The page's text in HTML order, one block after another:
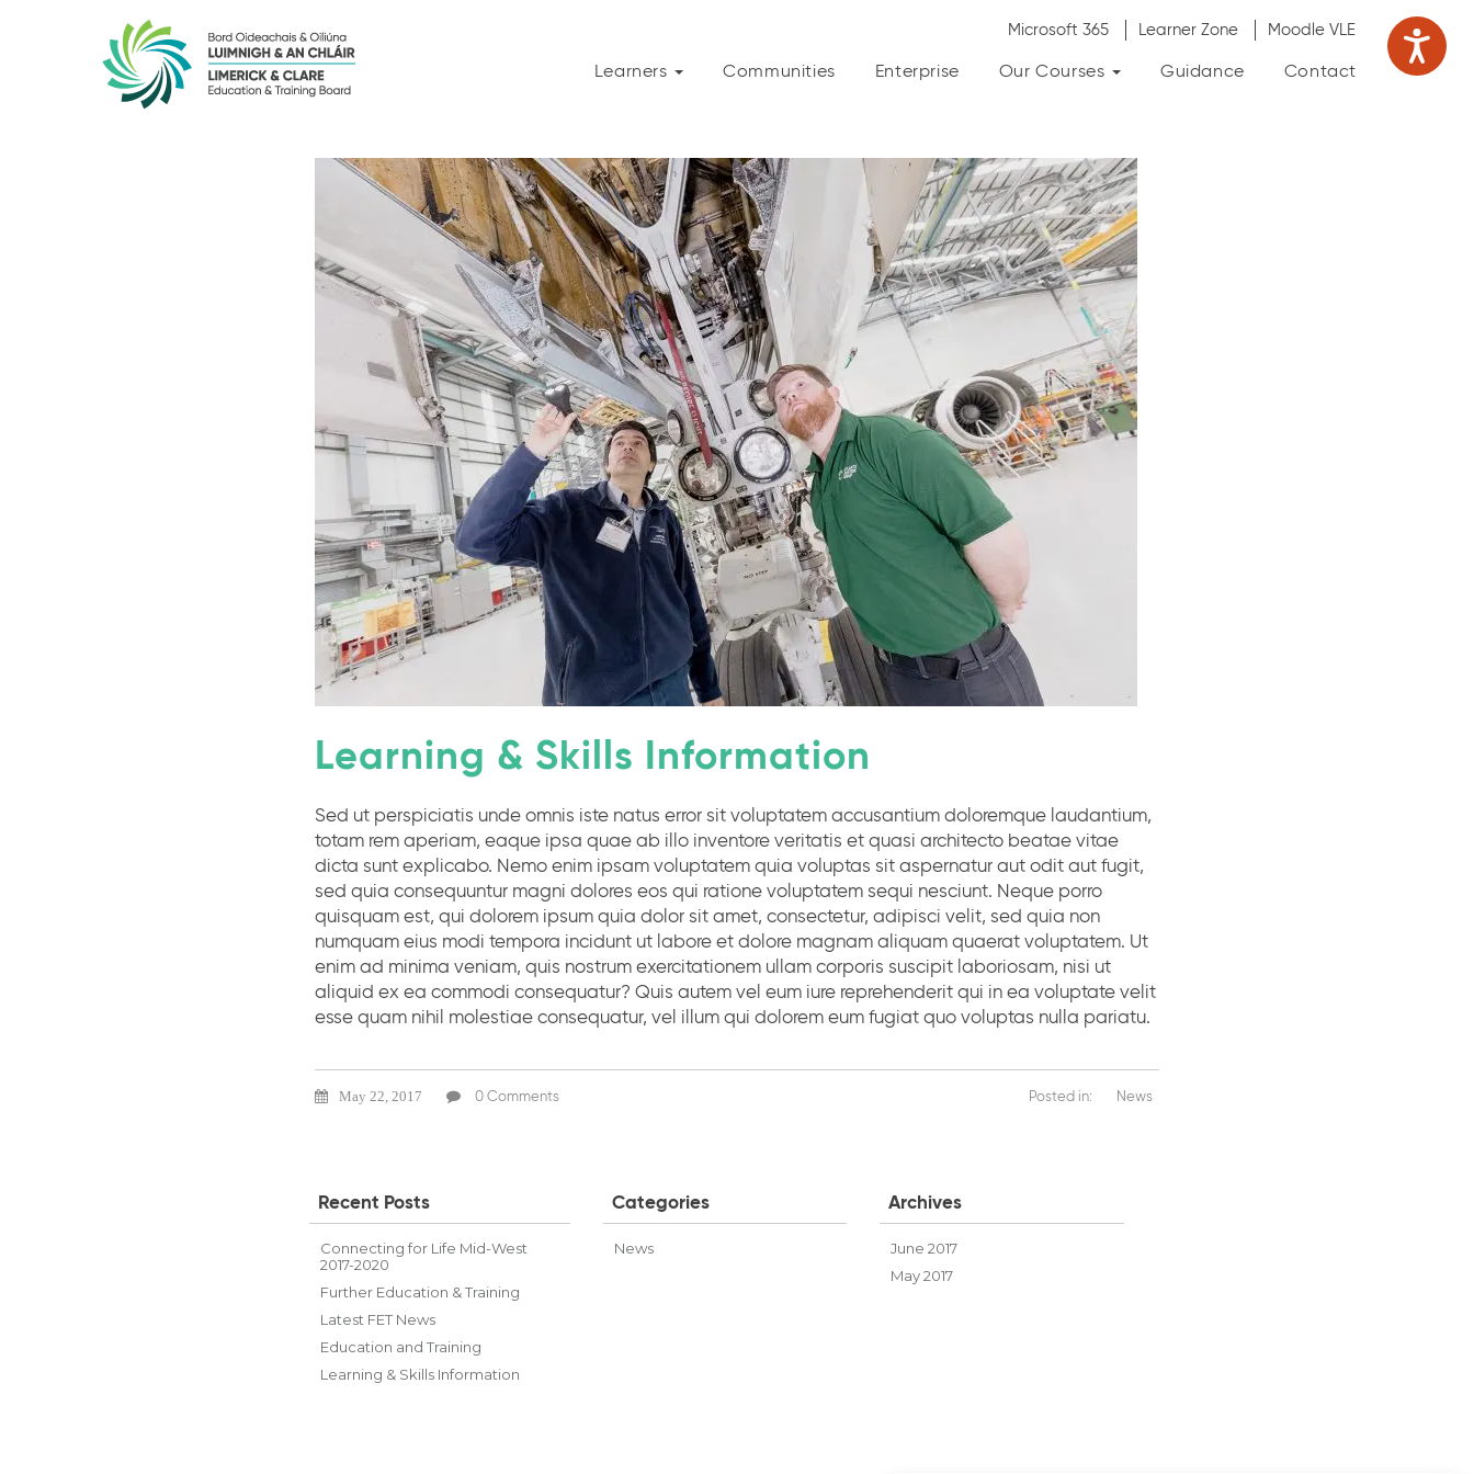
Microsoft 365 Learner Zone Moodle VLE
Learners Communities Enterprise Our Courses Guidance Contact
Learning & Skills Information
Sed ut perspiciatis unde omnis iste natus error sit voluptatem accusantium doloremque laudantium,
totam rem aperiam, eaque ipsa quae ab illo inventore veritatis et quasi architecto beatae vitae
dicta sunt explicabo. Nemo enim ipsam voluptatem quia voluptas sit aspernatur aut odit aut fugit,
sed quia consequuntur magni dolores eos qui ratione voluptatem sequi nesciunt. Neque porro
quisquam est, qui dolorem ipsum quia dolor sit amet, consectetur, adipisci velit, sed quia non
numquam eius modi tempora incidunt ut labore et dolore magnam aliquam quaerat voluptatem. Ut
enim ad minima veniam, quis nostrum exercitationem ullam corporis suscipit laboriosam, nisi ut
aliquid ex ea commodi consequatur? Quis autem vel eum iure reprehenderit qui in ea voluptate velit
esse quam nihil molestiae consequatur, vel illum qui dolorem eum fugiat quo voluptas nulla pariatu.
May 22, 2017 0 Comments Posted in: News
Recent Posts
Connecting for Life Mid-West
2017-2020
Further Education & Training
Latest FET News
Education and Training
Learning & Skills Information
Categories
News
Archives
June 2017
May 2017